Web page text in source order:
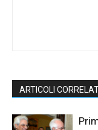
ARTICOLI